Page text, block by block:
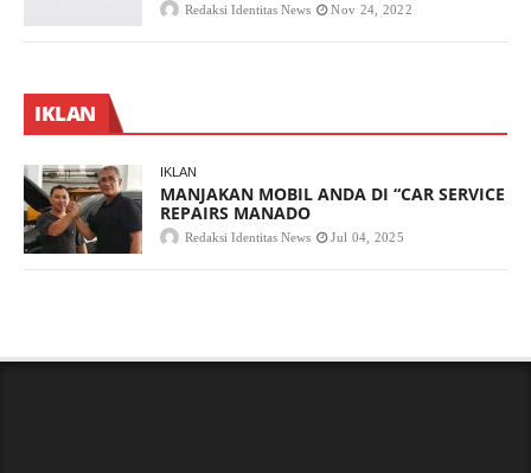
Redaksi Identitas News Nov 24, 2022
IKLAN
IKLAN
MANJAKAN MOBIL ANDA DI “CAR SERVICE
REPAIRS MANADO
Redaksi Identitas News Jul 04, 2025